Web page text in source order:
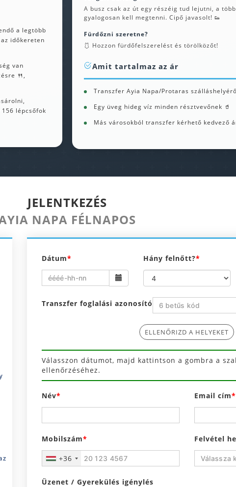
a legtöbb
időkereten
van
🍴,
lépcsőfok
A busz csak az út egy részéig tud lejutni, a
gyalogosan kell megtenni. Cipő javasolt! 👟
Fürdőzni szeretne?
🩱 Hozzon fürdőfelszerelést és törölközőt!
Amit tartalmaz az ár
Transzfer Ayia Napa/Protaras
Egy üveg hideg víz minden résztvevőnek 🥤
Más városokból transzfer kérhető kedvező
JELENTKEZÉS
NAPA FÉLNAPOS
Dátum Hány felnőtt?
Transzfer foglalási azonosító
ELLENŐRIZD A HELYEKET
Válasszon dátumot, majd kattintson a gombra a
ellenőrzéséhez.
Név Email cím
Mobilszám
+36
Felvétel
Üzenet / Gyerekülés igénylés